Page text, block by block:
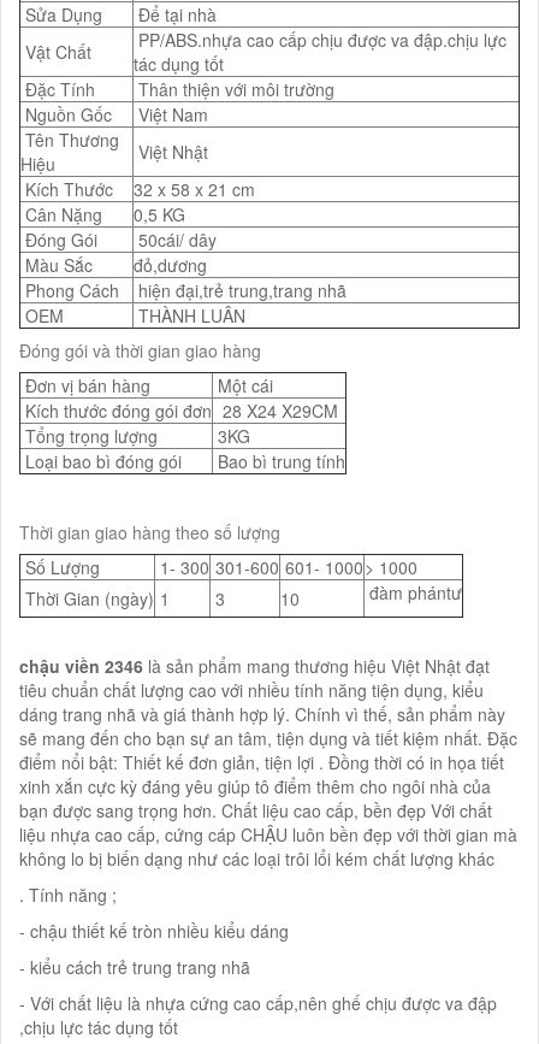
Sửa Dụng
Để tại nhà
Vật Chất
PP/ABS.nhựa cao cấp chịu được va đập.chịu lực
tác dụng tốt
Đặc Tính
Thân thiện với môi trường
Nguồn Gốc
Việt Nam
Tên Thương
Hiệu
Việt Nhật
Kích Thước
32 x 58 x 21 cm
Cân Nặng
0,5 KG
Đóng Gói
50cái/ dây
Màu Sắc
đỏ,dương
Phong Cách
hiện đại,trẻ trung,trang nhã
OEM
THÀNH LUÂN
Đóng gói và thời gian giao hàng
Đơn vị bán hàng
Một cái
Kích thước đóng gói đơn 28 X24 X29CM
Tổng trọng lượng
3KG
Loại bao bì đóng gói
Bao bì trung tính
Thời gian giao hàng theo số lượng
Số Lượng
1- 300 301-600 601- 1000> 1000
Thời Gian (ngày) 1 3 10 đàm phántư
chậu viền 2346 là sản phẩm mang thương hiệu Việt Nhật đạt
tiêu chuẩn chất lượng cao với nhiều tính năng tiện dụng, kiểu
dáng trang nhã và giá thành hợp lý. Chính vì thế, sản phẩm này
sẽ mang đến cho bạn sự an tâm, tiện dụng và tiết kiệm nhất. Đặc
điểm nổi bật: Thiết kế đơn giản, tiện lợi . Đồng thời có in họa tiết
xinh xắn cực kỳ đáng yêu giúp tô điểm thêm cho ngôi nhà của
bạn được sang trọng hơn. Chất liệu cao cấp, bền đẹp Với chất
liệu nhựa cao cấp, cứng cáp CHẬU luôn bền đẹp với thời gian mà
không lo bị biến dạng như các loại trôi lổi kém chất lượng khác
. Tính năng ;
- chậu thiết kế tròn nhiều kiểu dáng
- kiểu cách trẻ trung trang nhã
- Với chất liệu là nhựa cứng cao cấp,nên ghế chịu được va đập
,chịu lực tác dụng tốt